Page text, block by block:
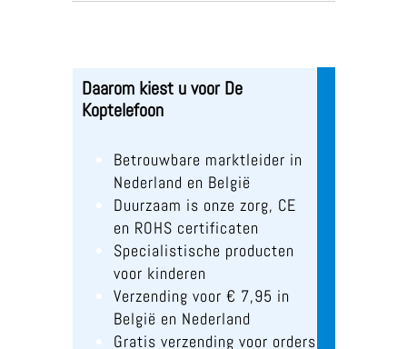
Daarom kiest u voor De
Koptelefoon
Betrouwbare marktleider in
Nederland en België
Duurzaam is onze zorg, CE
en ROHS certificaten
Specialistische producten
voor kinderen
Verzending voor € 7,95 in
België en Nederland
Gratis verzending voor orders